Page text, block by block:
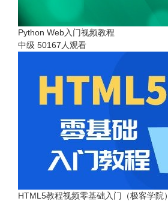
Python Web入门视频教程
中级 50167人观看
HTML5教程视频零基础入门（极客学院）